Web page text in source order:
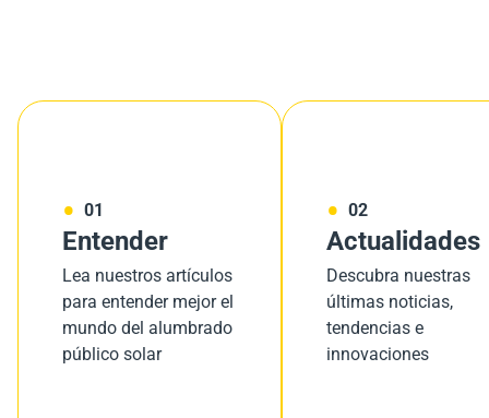
01
Entender
Lea nuestros artículos
para entender mejor el
mundo del alumbrado
público solar
02
Actualidades
Descubra nuestras
últimas noticias,
tendencias e
innovaciones